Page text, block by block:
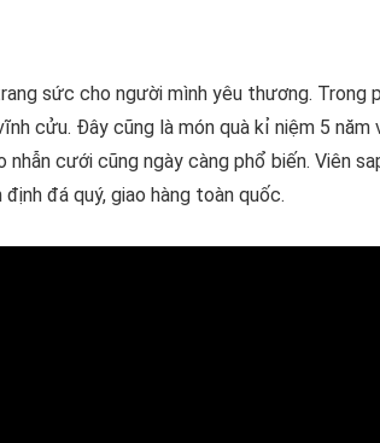
sức cho người mình yêu thương. Trong
cửu. Đây cũng là món quà kỉ niệm 5 năm
cưới cũng ngày càng phổ biến. Viên
đá quý, giao hàng toàn quốc.